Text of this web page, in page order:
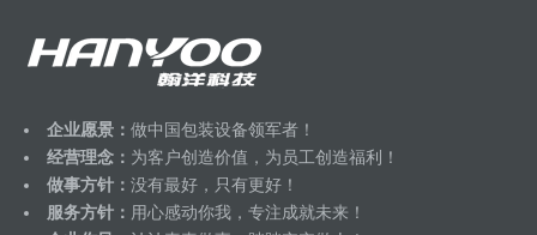
企业愿景： 做中国包装设备领军者！
经营理念： 为客户创造价值，为员工创造福利！
做事方针： 没有最好，只有更好！
服务方针： 用心感动你我，专注成就未来！